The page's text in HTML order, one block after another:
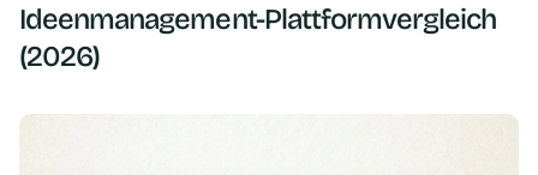
Ideenmanagement-Plattformvergleich
(2026)